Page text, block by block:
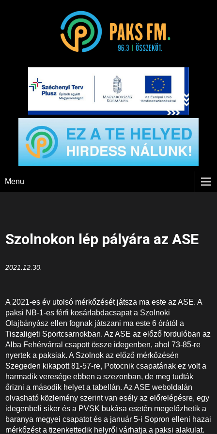
Paks FM
Menu
Szolnokon lép pályára az ASE
2021.12.30.
A 2021-es év utolsó mérkőzését játsza ma este az ASE. A
paksi NB-1-es férfi kosárlabdacsapat a Szolnoki
Olajbányász ellen fognak játszani ma este 6 órától a
Tiszaligeti Sportcsarnokban. Az ASE az előző fordulóban az
Alba Fehérvárral csapott össze idegenben, ahol 73-85-re
nyertek a paksiak. A Szolnok az előző mérkőzésén
Szegeden kikapott 81-57-re, Potocnik csapatának ez volt a
harmadik veresége ebben a szezonban, de meg tudták
őrizni a második helyet a tabellán. Az ASE weboldalán
olvasható közlemény szerint van esély az előrelépésre, egy
idegenbeli siker és a PVSK bukása esetén megelőzhetik a
baranya megyei csapatot és a január 5-i Sopron elleni hazai
mérkőzést a tizenkettedik helyről várhatja a paksi alakulat.